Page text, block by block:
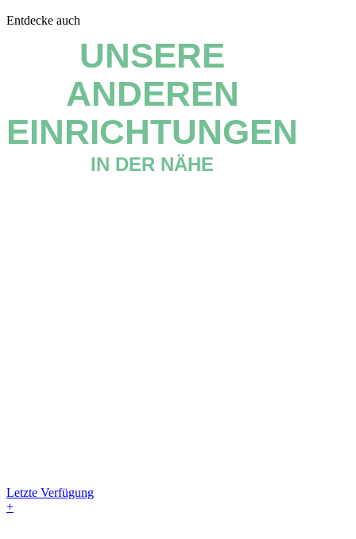
Entdecke auch
UNSERE
ANDEREN
EINRICHTUNGEN
IN DER NÄHE
Letzte Verfügung
+